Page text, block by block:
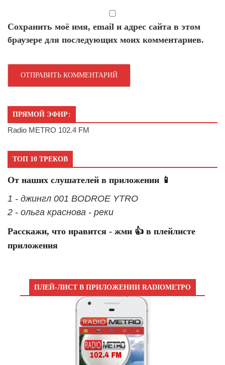
Сохранить моё имя, email и адрес сайта в этом
браузере для последующих моих комментариев.
ПРЯМОЙ ЭФИР:
Radio METRO 102.4 FM
ТОП 10 ТРЕКОВ
От наших слушателей в приложении 📱
1 - джингл 001 BODROE YTRO
2 - ольга краснова - реки
Расскажи, что нравится - жми 👍 в плейлисте
приложения
ПЛЕЙ-ЛИСТ В ПРИЛОЖЕНИИ RADIOМЕТРО